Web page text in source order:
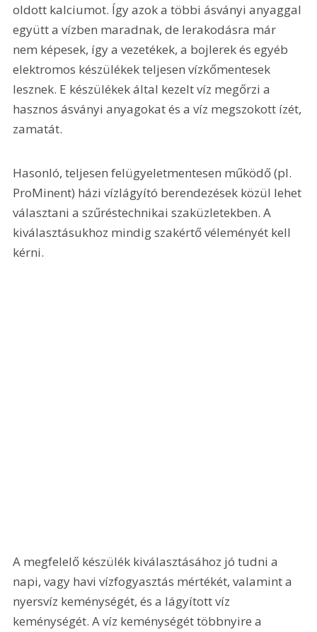
oldott kalciumot. Így azok a többi ásványi anyaggal
együtt a vízben maradnak, de lerakodásra már
nem képesek, így a vezetékek, a bojlerek és egyéb
elektromos készülékek teljesen vízkőmentesek
lesznek. E készülékek által kezelt víz megőrzi a
hasznos ásványi anyagokat és a víz megszokott ízét,
zamatát.
Hasonló, teljesen felügyeletmentesen működő (pl.
ProMinent) házi vízlágyító berendezések közül lehet
választani a szűréstechnikai szaküzletekben. A
kiválasztásukhoz mindig szakértő véleményét kell
kérni.
A megfelelő készülék kiválasztásához jó tudni a
napi, vagy havi vízfogyasztás mértékét, valamint a
nyersvíz keménységét, és a lágyított víz
keménységét. A víz keménységét többnyire a